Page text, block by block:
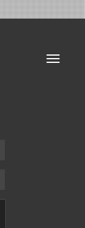
Toggle